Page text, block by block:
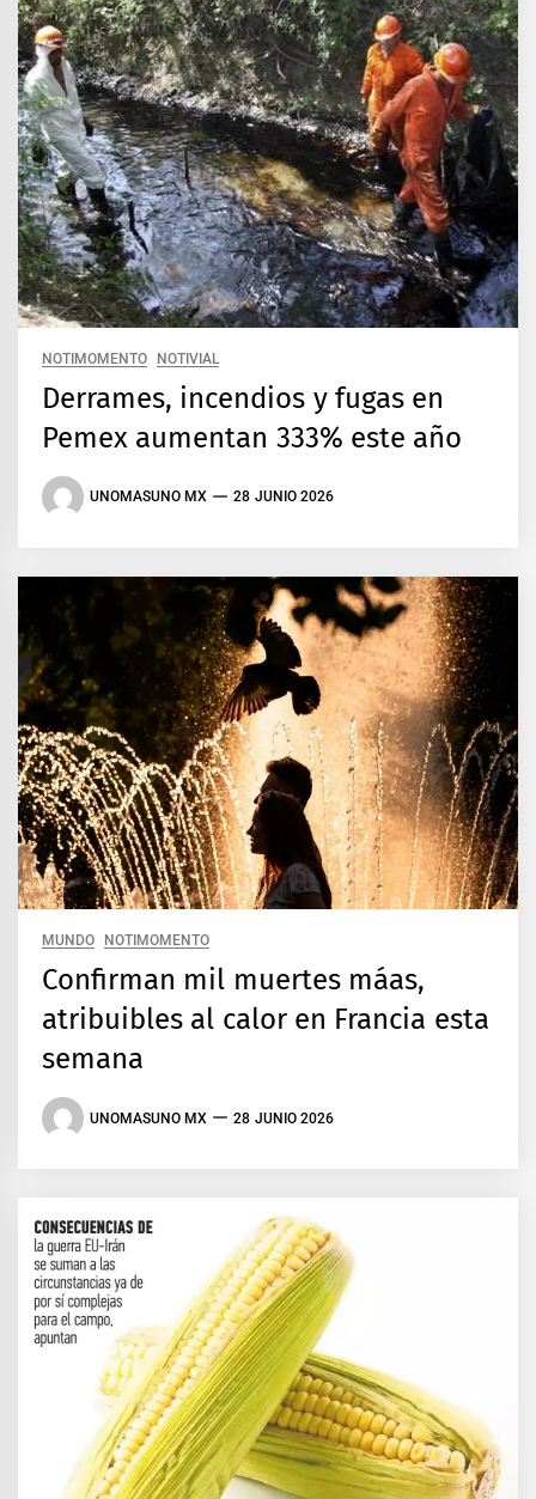
NOTIMOMENTO NOTIVIAL
Derrames, incendios y fugas en
Pemex aumentan 333% este año
UNOMASUNO MX 28 JUNIO 2026
MUNDO NOTIMOMENTO
Confirman mil muertes máas,
atribuibles al calor en Francia esta
semana
UNOMASUNO MX 28 JUNIO 2026